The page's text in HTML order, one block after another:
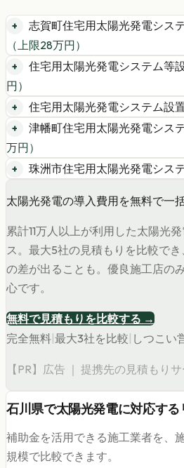
志賀町住宅用太陽光発電シス
（上限28万円）
住宅用太陽光発電システム等
円）
住宅用太陽光発電システム設
津幡町住宅用太陽光発電シス
万円）
珠洲市住宅用太陽光発電シス
太陽光発電の導入費用を無料で一
累計11万人以上が利用した太陽光
ス。最大5社の見積もりを比較で
の差が出ることも。優良施工店の
心です。
無料で見積もりを比較する →
完全無料 最大3社を比較 しつこい
【PR】広告 ｜ 提携先の見積もり
石川県で太陽光発電に対応する
補助金を活用できる施工業者を、
規模で比較できます。